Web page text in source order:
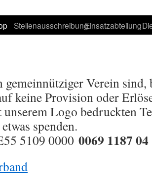
StellenausschreibungEinsatzabteilung
gemeinnütziger Verein
keine Provision oder
Logo bedruckten
spenden.
5109 0000 0069 1187 04